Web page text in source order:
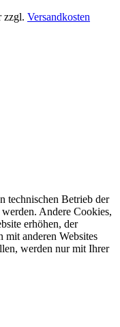
zzgl. Versandkosten
technischen Betrieb der
Andere Cookies,
erhöhen, der
anderen Websites
werden nur mit Ihrer